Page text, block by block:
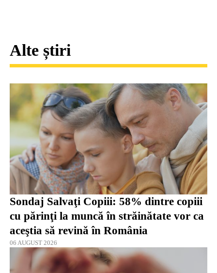
Alte știri
Sondaj Salvaţi Copiii: 58% dintre copiii
cu părinţi la muncă în străinătate vor ca
aceştia să revină în România
06 AUGUST 2026